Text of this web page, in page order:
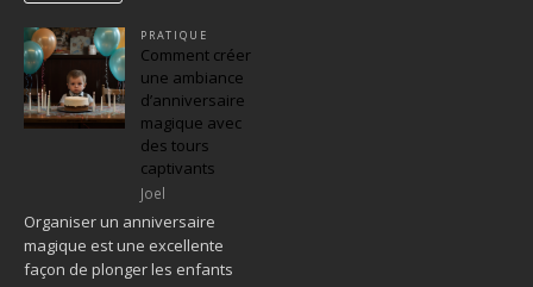
PRATIQUE
Comment créer
une ambiance
d’anniversaire
magique avec
des tours
captivants
Joel
Organiser un anniversaire
magique est une excellente
façon de plonger les enfants